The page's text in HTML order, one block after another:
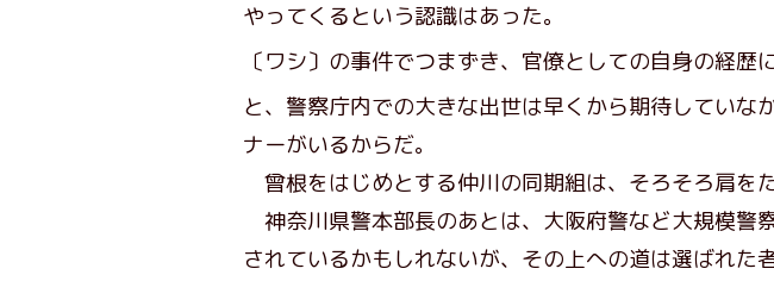
やってくるという認識はあった。
〔ワシ〕の事件でつまずき、官僚としての自身の経歴
と、警察庁内での大きな出世は早くから期待していな
ナーがいるからだ。
曾根をはじめとする仲川の同期組は、そろそろ肩を
神奈川県警本部長のあとは、大阪府警など大規模警
されているかもしれないが、その上への道は選ばれ